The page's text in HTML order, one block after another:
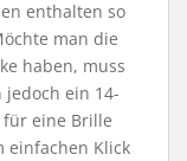
enthalten so
man die
haben, muss
ein 14-
für eine Brille
einfachen Klick